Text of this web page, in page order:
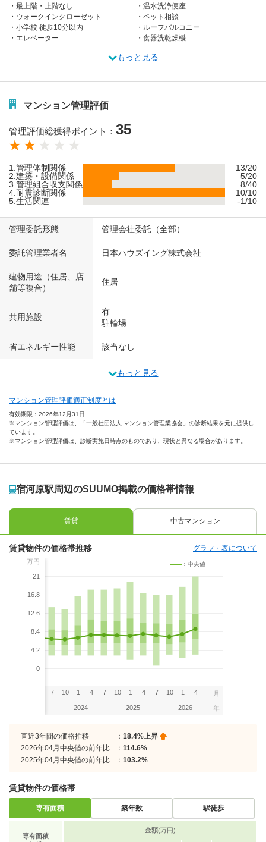
最上階・上階なし
温水洗浄便座
ウォークインクローゼット
ペット相談
小学校 徒歩10分以内
ルーフバルコニー
エレベーター
食器洗乾燥機
もっと見る
マンション管理評価
管理評価総獲得ポイント： 35
1.管理体制関係
13/20
2.建築・設備関係
5/20
3.管理組合収支関係
8/40
4.耐震診断関係
10/10
5.生活関連
-1/10
管理委託形態 管理会社委託（全部）
委託管理業者名 日本ハウズイング株式会社
建物用途（住居、店
舗等複合）
住居
共用施設
有
駐輪場
省エネルギー性能 該当なし
もっと見る
マンション管理評価適正制度とは
有効期限：2026年12月31日
※マンション管理評価は、「一般社団法人 マンション管理業協会」の診断結果を元に提供し
ています。
※マンション管理評価は、診断実施日時点のものであり、現状と異なる場合があります。
宿河原駅周辺のSUUMO掲載の価格帯情報
賃貸 中古マンション
賃貸物件の価格帯推移 グラフ・表について
万円
21
16.8
12.6
8.4
4.2
0
：中央値
7 10 1 4 7 10
2024
1 4 7 10
2025
1 4
2026
月
年
直近3年間の価格推移 ： 18.4%上昇
2026年04月中央値の前年比
： 114.6%
2025年04月中央値の前年比
： 103.2%
賃貸物件の価格帯
専有面積 築年数 駅徒歩
専有面積
金額(万円)